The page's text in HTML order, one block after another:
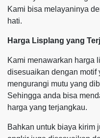
Kami bisa melayaninya
hati.
Harga Lisplang yang
Kami menawarkan harga
disesuaikan dengan
mengurangi mutu yang
Sehingga anda bisa
harga yang terjangkau.
Bahkan untuk biaya kirim